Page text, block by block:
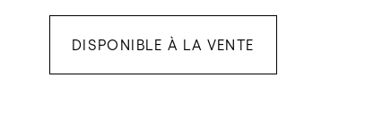
DISPONIBLE À LA VENTE